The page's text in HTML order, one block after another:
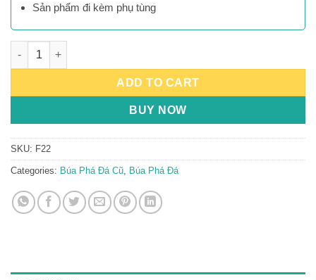
Sản phẩm đi kèm phụ tùng
Búa Phá Đá Furukawa F22 quantity
ADD TO CART
BUY NOW
SKU: F22
Categories: Búa Phá Đá Cũ, Búa Phá Đá